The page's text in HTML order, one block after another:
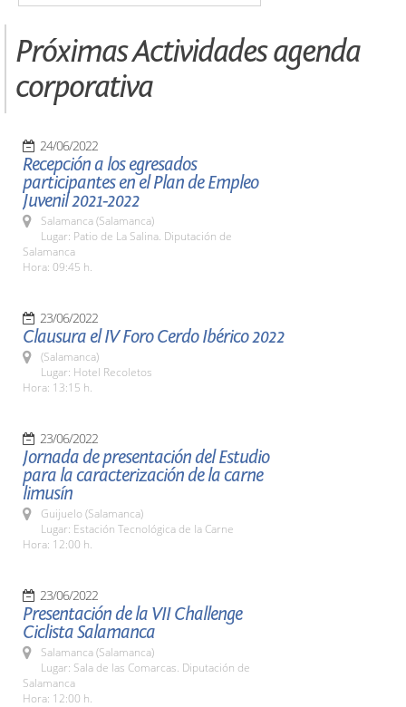
Próximas Actividades agenda
corporativa
24/06/2022
Recepción a los egresados
participantes en el Plan de Empleo
Juvenil 2021-2022
Salamanca (Salamanca)
Lugar: Patio de La Salina. Diputación de
Salamanca
Hora: 09:45 h.
23/06/2022
Clausura el IV Foro Cerdo Ibérico 2022
(Salamanca)
Lugar: Hotel Recoletos
Hora: 13:15 h.
23/06/2022
Jornada de presentación del Estudio
para la caracterización de la carne
limusín
Guijuelo (Salamanca)
Lugar: Estación Tecnológica de la Carne
Hora: 12:00 h.
23/06/2022
Presentación de la VII Challenge
Ciclista Salamanca
Salamanca (Salamanca)
Lugar: Sala de las Comarcas. Diputación de
Salamanca
Hora: 12:00 h.